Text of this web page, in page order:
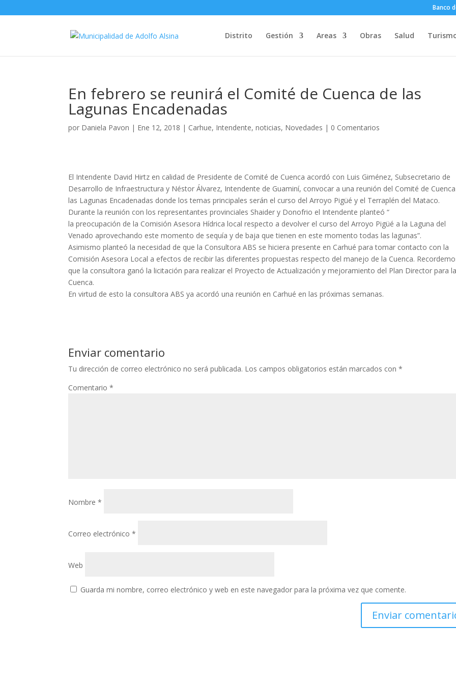
Banco
Distrito Gestión Areas Obras Salud
En febrero se reunirá el Comité de Cuenca de las
Lagunas Encadenadas
por Daniela Pavon | Ene 12, 2018 | Carhue, Intendente,noticias, Novedades | 0 Comentarios
El Intendente David Hirtz en calidad de Presidente de Comité de Cuenca acordó con Luis Giménez, Subsecretario de
Desarrollo de Infraestructura y Néstor Álvarez, Intendente de Guaminí, convocar a una reunión del Comité de
las Lagunas Encadenadas donde los temas principales serán el curso del Arroyo Pigüé y el Terraplén del Mataco.
Durante la reunión con los representantes provinciales Shaider y Donofrio el Intendente planteó “
la preocupación de la Comisión Asesora Hídrica local respecto a devolver el curso del Arroyo Pigüé a la Laguna del
Venado aprovechando este momento de sequía y de baja que tienen en este momento todas las lagunas”.
Asimismo planteó la necesidad de que la Consultora ABS se hiciera presente en Carhué para tomar contacto con la
Comisión Asesora Local a efectos de recibir las diferentes propuestas respecto del manejo de la Cuenca.
que la consultora ganó la licitación para realizar el Proyecto de Actualización y mejoramiento del Plan Director para
Cuenca.
En virtud de esto la consultora ABS ya acordó una reunión en Carhué en las próximas semanas.
Enviar comentario
Tu dirección de correo electrónico no será publicada. Los campos obligatorios están marcados con*
Comentario*
Nombre*
Correo electrónico*
Web
Guarda mi nombre, correo electrónico y web en este navegador para la próxima vez que comente.